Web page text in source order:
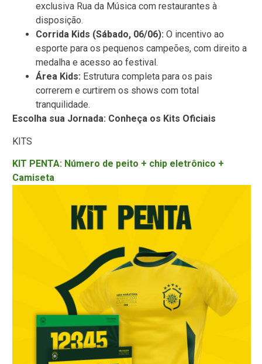
exclusiva Rua da Música com restaurantes à
disposição.
Corrida Kids (Sábado, 06/06): O incentivo ao
esporte para os pequenos campeões, com direito a
medalha e acesso ao festival.
Área Kids: Estrutura completa para os pais
correrem e curtirem os shows com total
tranquilidade.
Escolha sua Jornada: Conheça os Kits Oficiais
KITS
KIT PENTA: Número de peito + chip eletrônico +
Camiseta